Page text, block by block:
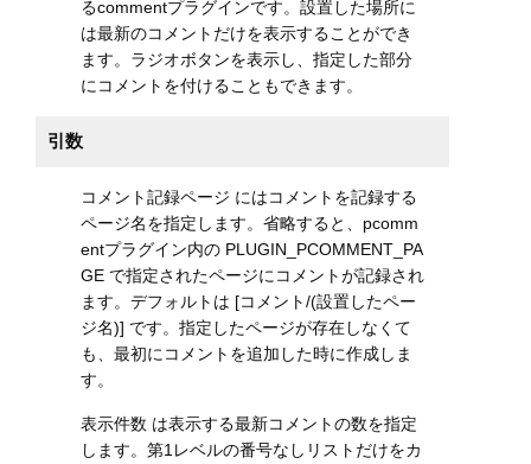
るcommentプラグインです。設置した場所に
は最新のコメントだけを表示することができ
ます。ラジオボタンを表示し、指定した部分
にコメントを付けることもできます。
引数
コメント記録ページ にはコメントを記録する
ページ名を指定します。省略すると、pcomm
entプラグイン内の PLUGIN_PCOMMENT_PA
GE で指定されたページにコメントが記録され
ます。デフォルトは [コメント/(設置したペー
ジ名)] です。指定したページが存在しなくて
も、最初にコメントを追加した時に作成しま
す。
表示件数 は表示する最新コメントの数を指定
します。第1レベルの番号なしリストだけをカ